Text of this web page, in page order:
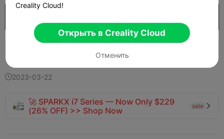
2023-03-22
🚀 SPARKX i7 Series — Now Only $229
(26% OFF) >> Shop Now
sale 
Creality Cloud!
Открыть в Creality Cloud
Отменить